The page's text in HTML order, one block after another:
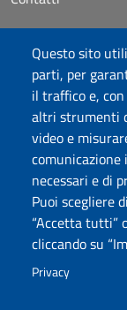
Questo sito
parti, per
il traffico e,
altri strumenti
video e
necessari e di
Puoi scegliere
“Accetta tutti”
cliccando su
Privacy
DADU –
Università degli
Palazzo del Pou
Accessibilità
Dichiarazione di
Cookie settings
Mappa del sito
Protocollo
Seguici su